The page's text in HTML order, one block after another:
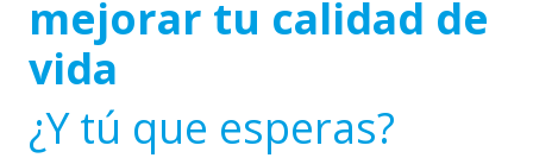
mejorar tu calidad de
vida
¿Y tú que esperas?